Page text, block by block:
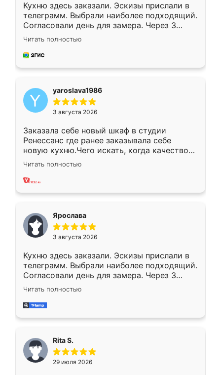
Кухню здесь заказали. Эскизы прислали в
телеграмм. Выбрали наиболее подходящий.
Согласовали день для замера. Через 3
недели кухня была уже готова. Остались
довольны работой. Спасибо Ренессанс
мебель за качественную работу!
Читать полностью
yaroslava1986
3 августа 2026
Заказала себе новый шкаф в студии
Ренессанс где ранее заказывала себе
новую кухню.Чего искать, когда качеством
вполне довольна. Служит кухня уже почти
два года, нареканий нет.
Читать полностью
Ярослава
3 августа 2026
Кухню здесь заказали. Эскизы прислали в
телеграмм. Выбрали наиболее подходящий.
Согласовали день для замера. Через 3
недели кухня была уже готова. Остались
довольны работой. Спасибо Ренессанс
мебель за качественную работу!
Читать полностью
Rita S.
29 июля 2026